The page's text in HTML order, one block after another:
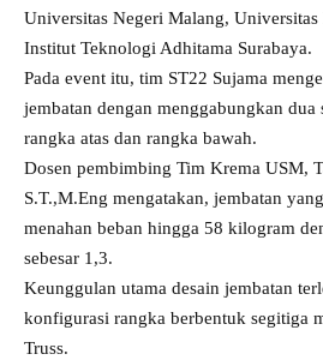
Universitas Negeri Malang,
Institut Teknologi Adhitama Surabaya.
Pada event itu, tim ST22 Sujama
jembatan dengan menggabungkan dua
rangka atas dan rangka bawah.
Dosen pembimbing Tim Krema USM,
S.T.,M.Eng mengatakan, jembatan
menahan beban hingga 58 kilogram
sebesar 1,3.
Keunggulan utama desain jembatan
konfigurasi rangka berbentuk segitiga
Truss.